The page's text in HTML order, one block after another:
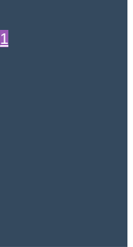
1